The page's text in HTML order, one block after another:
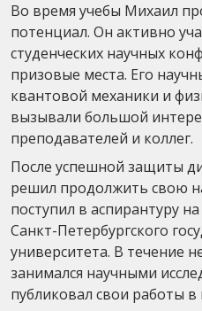
Во время учебы Михаил
потенциал. Он активно
студенческих научных
призовые места. Его
квантовой механики и
вызывали большой
преподавателей и коллег.
После успешной защиты
решил продолжить свою
поступил в аспирантуру
Санкт-Петербургского
университета. В течение
занимался научными
публиковал свои работы в